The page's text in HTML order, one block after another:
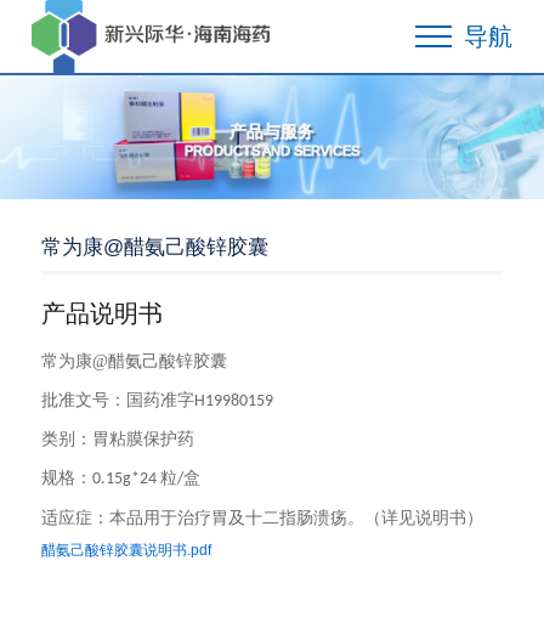
导航
产品与服务
PRODUCTS AND SERVICES
常为康@醋氨己酸锌胶囊
产品说明书
常为康@醋氨己酸锌胶囊
批准文号： 国药准字H19980159
类别：胃粘膜保护药
规格：0.15g*24 粒/盒
适应症：本品用于治疗胃及十二指肠溃疡。（详见说明书）
醋氨己酸锌胶囊说明书.pdf